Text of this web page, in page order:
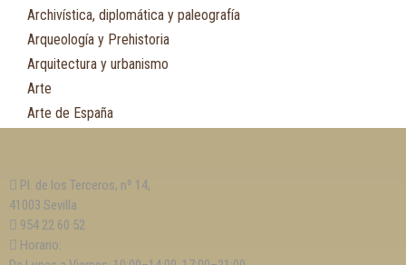
Archivística, diplomática y paleografía
Arqueología y Prehistoria
Arquitectura y urbanismo
Arte
Arte de España
Asturias
Automovilismo, ciclismo y Motociclismo
Aviación y Aeronáutica
Pl. de los Terceros, nº 14,
41003 Sevilla
954 22 60 52
Horario: